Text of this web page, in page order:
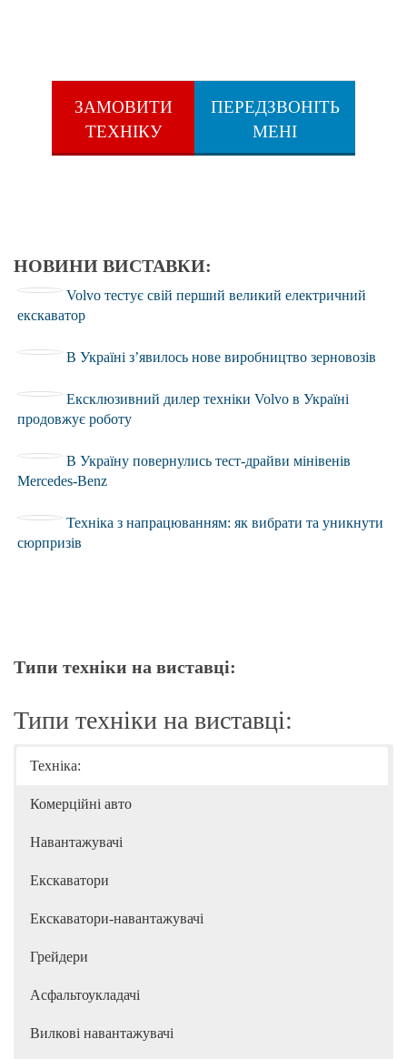
ЗАМОВИТИ
ТЕХНІКУ
ПЕРЕДЗВОНІТЬ
МЕНІ
НОВИНИ ВИСТАВКИ:
Volvo тестує свій перший великий електричний
екскаватор
В Україні з’явилось нове виробництво зерновозів
Ексклюзивний дилер техніки Volvo в Україні
продовжує роботу
В Україну повернулись тест-драйви мінівенів
Mercedes-Benz
Техніка з напрацюванням: як вибрати та уникнути
сюрпризів
Типи техніки на виставці:
Типи техніки на виставці:
Техніка:
Комерційні авто
Навантажувачі
Екскаватори
Екскаватори-навантажувачі
Грейдери
Асфальтоукладачі
Вилкові навантажувачі